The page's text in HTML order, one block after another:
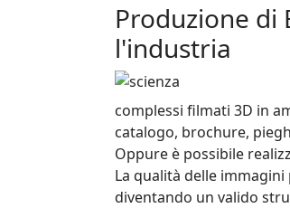
Produzione
l'industria
complessi filmati 3D in
catalogo, brochure,
Oppure è possibile
La qualità delle
diventando un valido